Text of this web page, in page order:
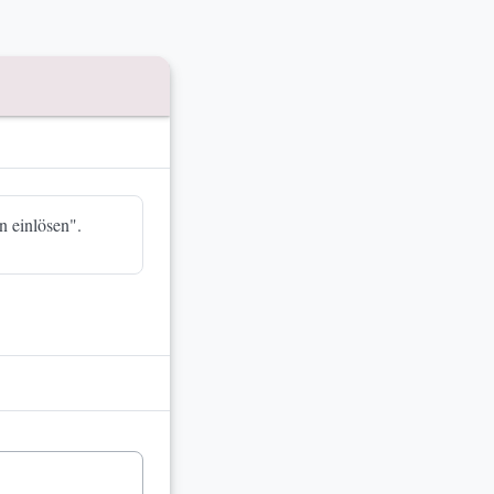
einlösen".